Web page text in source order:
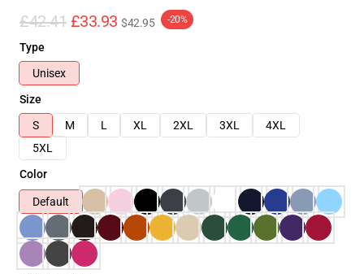
£42.41 £33.93 $42.95 -20%
Type
Unisex
Size
S
M L XL 2XL 3XL
4XL
5XL
Color
Default